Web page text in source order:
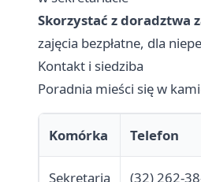
Skorzystać z doradztwa
zajęcia bezpłatne, dla
Kontakt i siedziba
Poradnia mieści się w
Komórka Telefon
Sekretaria
(32) 262-